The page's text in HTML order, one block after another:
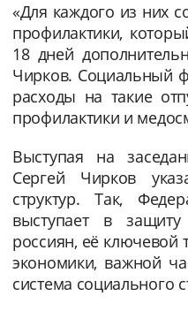
«Для каждого из них
профилактики,
18 дней
Чирков. Социальный
расходы на такие
профилактики и
Выступая на
Сергей Чирков
структур. Так,
выступает в
россиян, её ключевой
экономики, важной
система социального